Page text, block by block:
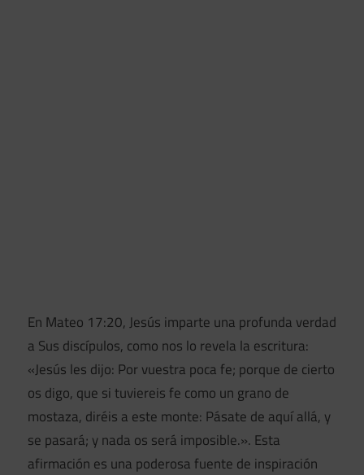
En Mateo 17:20, Jesús imparte una profunda verdad
a Sus discípulos, como nos lo revela la escritura:
«Jesús les dijo: Por vuestra poca fe; porque de cierto
os digo, que si tuviereis fe como un grano de
mostaza, diréis a este monte: Pásate de aquí allá, y
se pasará; y nada os será imposible.». Esta
afirmación es una poderosa fuente de inspiración